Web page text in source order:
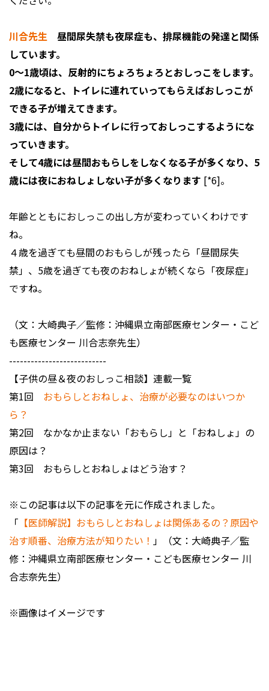
川合先生 昼間尿失禁も夜尿症も、排尿機能の発達と関係
しています。
0～1歳頃は、反射的にちょろちょろとおしっこをします。
2歳になると、トイレに連れていってもらえばおしっこが
できる子が増えてきます。
3歳には、自分からトイレに行っておしっこするようにな
っていきます。
そして4歳には昼間おもらしをしなくなる子が多くなり、5
歳には夜におねしょしない子が多くなります [*6]。
年齢とともにおしっこの出し方が変わっていくわけです
ね。
４歳を過ぎても昼間のおもらしが残ったら「昼間尿失
禁」、5歳を過ぎても夜のおねしょが続くなら「夜尿症」
ですね。
（文：大崎典子／監修：沖縄県立南部医療センター・こど
も医療センター 川合志奈先生）
---------------------------
【子供の昼＆夜のおしっこ相談】連載一覧
第1回 おもらしとおねしょ、治療が必要なのはいつか
ら？
第2回 なかなか止まない「おもらし」と「おねしょ」の
原因は？
第3回 おもらしとおねしょはどう治す？
※この記事は以下の記事を元に作成されました。
「 【医師解説】おもらしとおねしょは関係あるの？原因や
治す順番、治療方法が知りたい！ 」（文：大崎典子／監
修：沖縄県立南部医療センター・こども医療センター 川
合志奈先生）
※画像はイメージです